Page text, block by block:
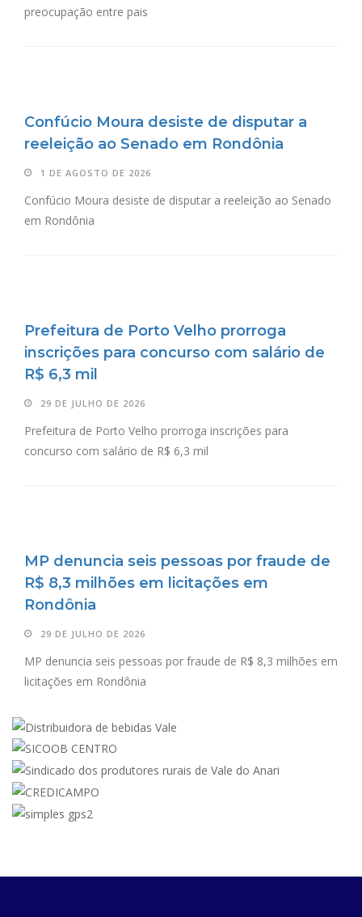
preocupação entre pais
Confúcio Moura desiste de disputar a
reeleição ao Senado em Rondônia
1 DE AGOSTO DE 2026
Confúcio Moura desiste de disputar a reeleição ao Senado
em Rondônia
Prefeitura de Porto Velho prorroga
inscrições para concurso com salário de
R$ 6,3 mil
29 DE JULHO DE 2026
Prefeitura de Porto Velho prorroga inscrições para
concurso com salário de R$ 6,3 mil
MP denuncia seis pessoas por fraude de
R$ 8,3 milhões em licitações em
Rondônia
29 DE JULHO DE 2026
MP denuncia seis pessoas por fraude de R$ 8,3 milhões em
licitações em Rondônia